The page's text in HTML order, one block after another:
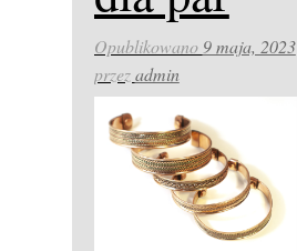
Opublikowano 9 maja, 2023
przezadmin